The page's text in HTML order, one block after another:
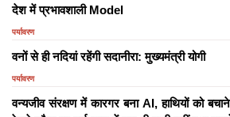
देश में प्रभावशाली Model
पर्यावरण
वनों से ही नदियां रहेंगी सदानीरा: मुख्यमंत्री योगी
पर्यावरण
वन्यजीव संरक्षण में कारगर बना AI, हाथियों को